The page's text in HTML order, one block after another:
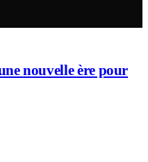
nouvelle ère pour